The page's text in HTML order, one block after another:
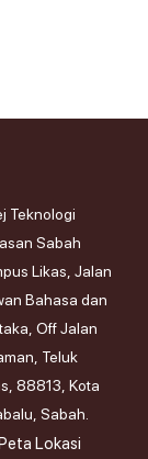
Teknologi
Sabah
Likas, Jalan
Bahasa dan
Off Jalan
Teluk
88813, Kota
Sabah.
Peta Lokasi